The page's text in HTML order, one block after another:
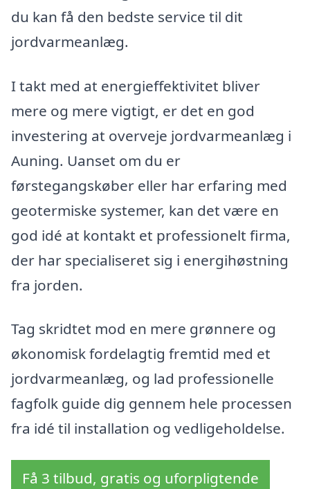
du kan få den bedste service til dit
jordvarmeanlæg.
I takt med at energieffektivitet bliver
mere og mere vigtigt, er det en god
investering at overveje jordvarmeanlæg i
Auning. Uanset om du er
førstegangskøber eller har erfaring med
geotermiske systemer, kan det være en
god idé at kontakt et professionelt firma,
der har specialiseret sig i energihøstning
fra jorden.
Tag skridtet mod en mere grønnere og
økonomisk fordelagtig fremtid med et
jordvarmeanlæg, og lad professionelle
fagfolk guide dig gennem hele processen
fra idé til installation og vedligeholdelse.
Få 3 tilbud, gratis og uforpligtende